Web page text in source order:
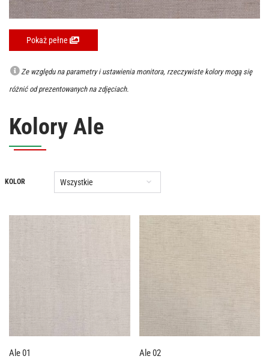
Pokaż pełne
Ze względu na parametry i ustawienia monitora, rzeczywiste kolory mogą się
różnić od prezentowanych na zdjęciach.
Kolory Ale
KOLOR Wszystkie
Ale 01 Ale 02